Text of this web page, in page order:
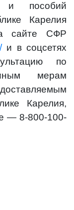
и пособий
Карелия
сайте СФР
и в соцсетях
по
мерам
Карелия,
— 8-800-100-